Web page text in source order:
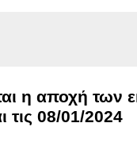
η αποχή
τις 08/01/2024